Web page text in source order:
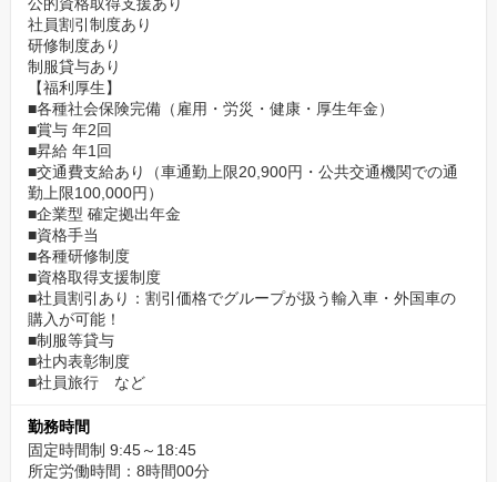
社員割引制度あり
研修制度あり
制服貸与あり
【福利厚生】
■各種社会保険完備（雇用・労災・健康・厚生年金）
■賞与 年2回
■昇給 年1回
■交通費支給あり（車通勤上限20,900円・公共交通機関での通
勤上限100,000円）
■企業型 確定拠出年金
■資格手当
■各種研修制度
■資格取得支援制度
■社員割引あり：割引価格でグループが扱う輸入車・外国車の
購入が可能！
■制服等貸与
■社内表彰制度
■社員旅行 など
勤務時間
固定時間制 9:45～18:45
所定労働時間：8時間00分